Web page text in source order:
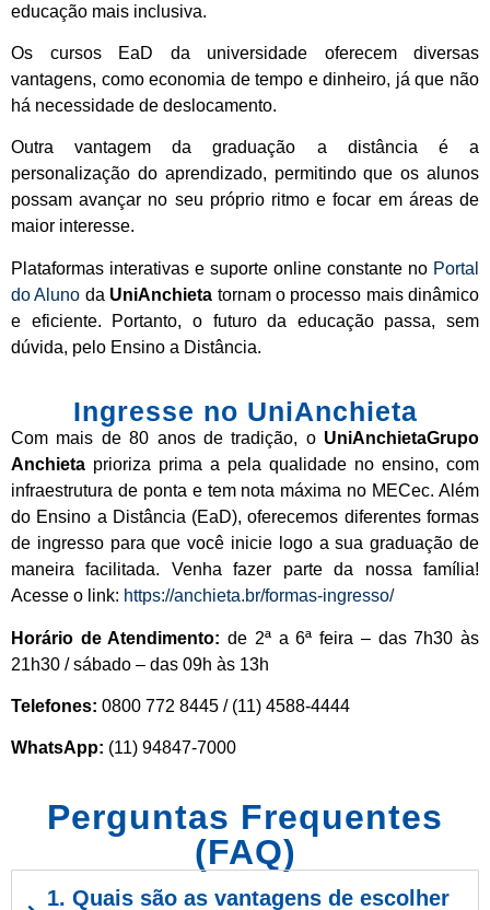
educação mais inclusiva.
Os cursos EaD da universidade oferecem diversas
vantagens, como economia de tempo e dinheiro, já que não
há necessidade de deslocamento.
Outra vantagem da graduação a distância é a
personalização do aprendizado, permitindo que os alunos
possam avançar no seu próprio ritmo e focar em áreas de
maior interesse.
Plataformas interativas e suporte online constante no Portal
do Aluno da UniAnchieta tornam o processo mais dinâmico
e eficiente. Portanto, o futuro da educação passa, sem
dúvida, pelo Ensino a Distância.
Ingresse no UniAnchieta
Com mais de 80 anos de tradição, o UniAnchietaGrupo
Anchieta prioriza prima a pela qualidade no ensino, com
infraestrutura de ponta e tem nota máxima no MECec. Além
do Ensino a Distância (EaD), oferecemos diferentes formas
de ingresso para que você inicie logo a sua graduação de
maneira facilitada. Venha fazer parte da nossa família!
Acesse o link: https://anchieta.br/formas-ingresso/
Horário de Atendimento: de 2ª a 6ª feira – das 7h30 às
21h30 / sábado – das 09h às 13h
Telefones: 0800 772 8445 / (11) 4588-4444
WhatsApp: (11) 94847-7000
Perguntas Frequentes
(FAQ)
1. Quais são as vantagens de escolher